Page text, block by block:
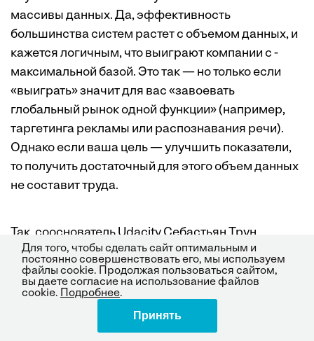
массивы данных. Да, эффективность
большинства систем растет с объемом данных, и
кажется логичным, что выиграют компании с ­
максимальной базой. Это так — но только если
«выиграть» значит для вас «завоевать
глобальный рынок одной функции» (например,
таргетинга рекламы или распознавания речи).
Однако если ваша цель — улучшить показатели,
то получить достаточный для этого объем данных
не составит труда.
Так, сооснователь Udacity Себастьян Трун
заметил, что некоторым специалистам по
продажам намного лучше других удается
отвечать на вопросы клиентов в чате. Трун и его
магистрант Зейд Энам поняли, что логи рабочих
Для того, чтобы сделать сайт оптимальным и
постоянно совершенствовать его, мы используем
файлы cookie. Продолжая пользоваться сайтом,
вы даете согласие на использование файлов
cookie.
Подробнее.
Принять